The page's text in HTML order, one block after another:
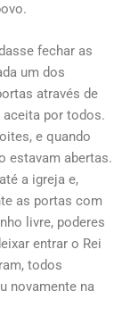
fechar as
um dos
através de
por todos.
e quando
estavam abertas.
a igreja e,
as portas com
livre, poderes
entrar o Rei
todos
novamente na